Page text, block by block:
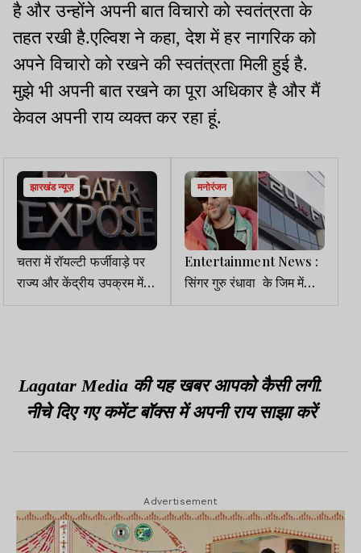
है और उन्होंने अपनी बात विचारो को स्वतंत्रता के
तहत रखी है.एल्विश ने कहा, देश में हर नागरिक को
अपने विचारो को रखने की स्वतंत्रता मिली हुई है.
मुझे भी अपनी बात रखने का पूरा अधिकार है और मैं
केवल अपनी राय व्यक्त कर रहा हूं.
झारखंड न्यूज़
चतरा में रॉयल्टी फर्जीवाड़े पर
राज्य और केंद्रीय उपक्रम में
ठनी, फर्जी रजिस्टर गुम, घोटाले
मनोरंजन
Entertainment News :
सिंगर गुरु रंधावा के जिम में
ताबड़तोड़ फायरिंग, लॉरेंस
Lagatar Media की यह खबर आपको कैसी लगी.
नीचे दिए गए कमेंट बॉक्स में अपनी राय साझा करें
Advertisement